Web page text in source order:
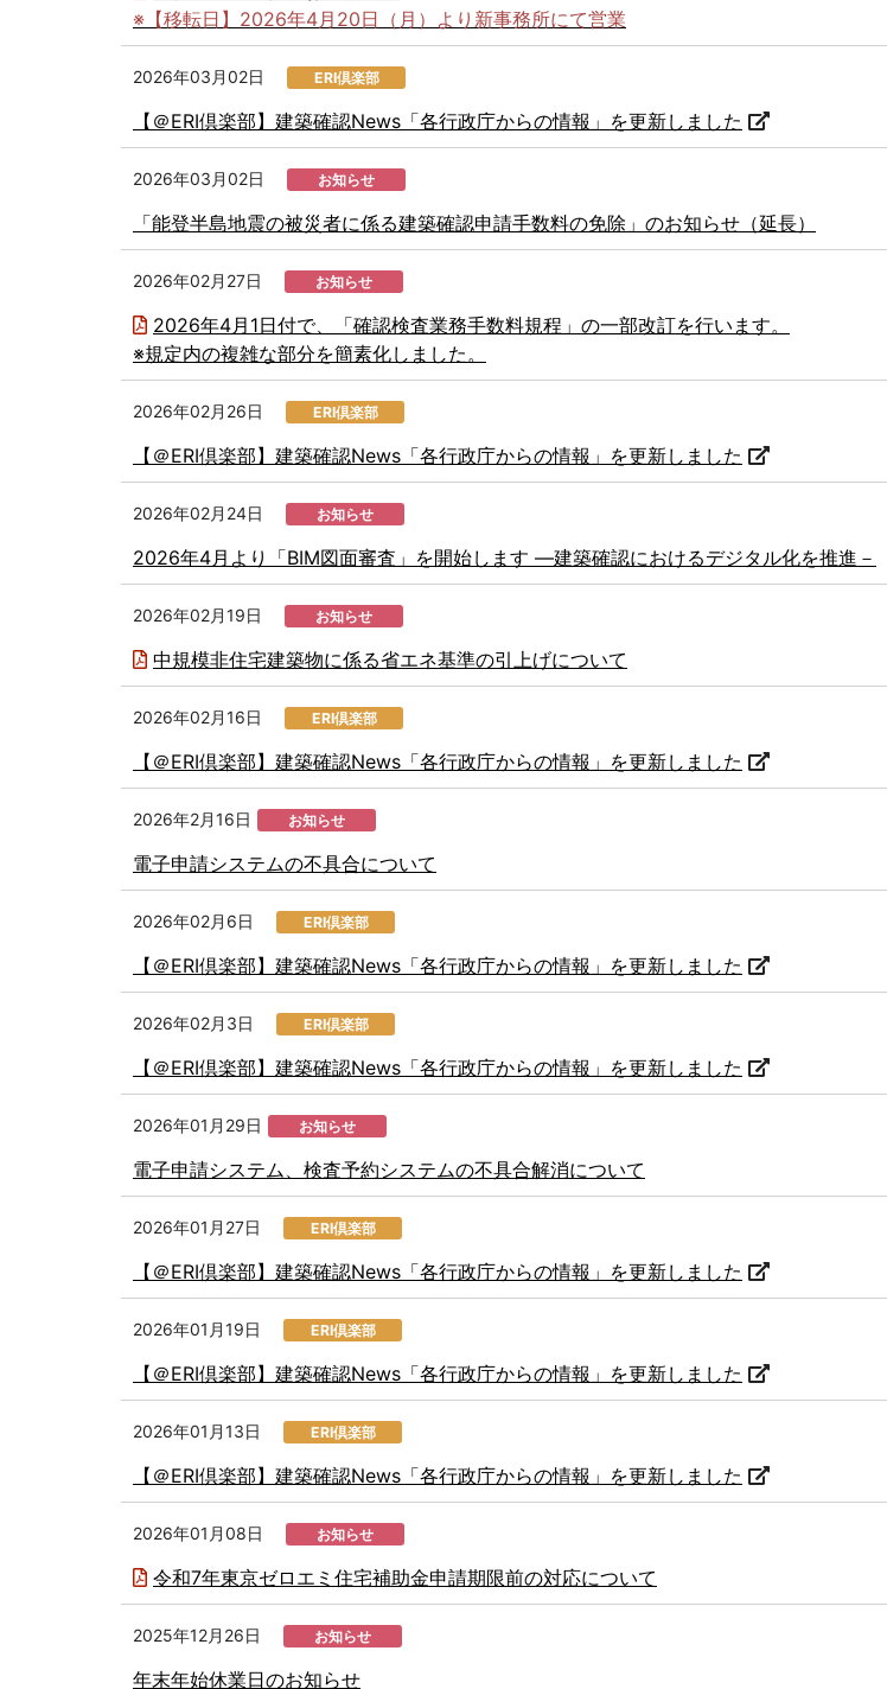
※【移転日】2026年4月20日（月）より新事務所にて営業
2026年03月02日 ERI倶楽部
【＠ERI倶楽部】建築確認News「各行政庁からの情報」を更新しました
2026年03月02日 お知らせ
「能登半島地震の被災者に係る建築確認申請手数料の免除」のお知らせ（延長）
2026年02月27日 お知らせ
2026年4月1日付で、「確認検査業務手数料規程」の一部改訂を行います。
※規定内の複雑な部分を簡素化しました。
2026年02月26日 ERI倶楽部
【＠ERI倶楽部】建築確認News「各行政庁からの情報」を更新しました
2026年02月24日 お知らせ
2026年4月より「BIM図面審査」を開始します ―建築確認におけるデジタル化を推進－
2026年02月19日 お知らせ
中規模非住宅建築物に係る省エネ基準の引上げについて
2026年02月16日 ERI倶楽部
【＠ERI倶楽部】建築確認News「各行政庁からの情報」を更新しました
2026年2月16日 お知らせ
電子申請システムの不具合について
2026年02月6日 ERI倶楽部
【＠ERI倶楽部】建築確認News「各行政庁からの情報」を更新しました
2026年02月3日 ERI倶楽部
【＠ERI倶楽部】建築確認News「各行政庁からの情報」を更新しました
2026年01月29日 お知らせ
電子申請システム、検査予約システムの不具合解消について
2026年01月27日 ERI倶楽部
【＠ERI倶楽部】建築確認News「各行政庁からの情報」を更新しました
2026年01月19日 ERI倶楽部
【＠ERI倶楽部】建築確認News「各行政庁からの情報」を更新しました
2026年01月13日 ERI倶楽部
【＠ERI倶楽部】建築確認News「各行政庁からの情報」を更新しました
2026年01月08日 お知らせ
令和7年東京ゼロエミ住宅補助金申請期限前の対応について
2025年12月26日 お知らせ
年末年始休業日のお知らせ